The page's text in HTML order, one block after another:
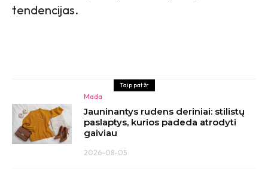
tendencijas.
Taip pat žr
Mada
Jauninantys rudens deriniai: stilistų
paslaptys, kurios padeda atrodyti
gaiviau
2026-08-05